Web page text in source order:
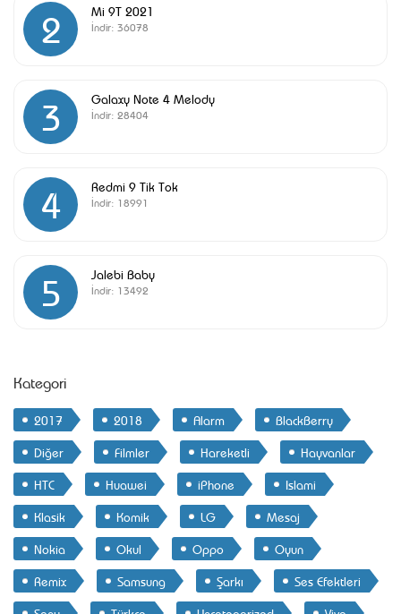
2 Mi 9T 2021
İndir: 36078
3 Galaxy Note 4 Melody
İndir: 28404
4 Redmi 9 Tik Tok
İndir: 18991
5 Jalebi Baby
İndir: 13492
Kategori
2017 2018 Alarm
BlackBerry
Diğer
Filmler Hareketli
Hayvanlar
HTC
Huawei iPhone
Islami
Klasik
Komik LG
Mesaj
Nokia
Okul Oppo
Oyun
Remix
Samsung Şarkı
Ses Efektleri